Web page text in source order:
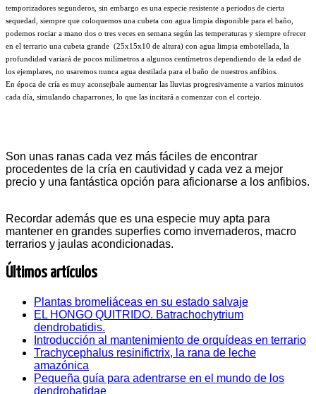
temporizadores segunderos, sin embargo es una especie resistente a periodos de cierta
sequedad, siempre que coloquemos una cubeta con agua limpia disponible para el baño,
podemos rociar a mano dos o tres veces en semana según las temperaturas y siempre ofrecer
en el terrario una cubeta grande (25x15x10 de altura) con agua limpia embotellada, la
profundidad variará de pocos milímetros a algunos centímetros dependiendo de la edad de
los ejemplares, no usaremos nunca agua destilada para el baño de nuestros anfibios.
En época de cría es muy aconsejbale aumentar las lluvias progresivamente a varios minutos
cada día, simulando chaparrones, lo que las incitará a comenzar con el cortejo.
Son unas ranas cada vez más fáciles de encontrar
procedentes de la cría en cautividad y cada vez a mejor
precio y una fantástica opción para aficionarse a los anfibios.
Recordar además que es una especie muy apta para
mantener en grandes superfies como invernaderos, macro
terrarios y jaulas acondicionadas.
Últimos artículos
Plantas bromeliáceas en su estado salvaje
EL HONGO QUITRIDO. Batrachochytrium
dendrobatidis.
Introducción al mantenimiento de orquídeas en terrario
Trachycephalus resinifictrix, la rana de leche
amazónica
Pequeña guía para adentrarse en el mundo de los
dendrobatidae